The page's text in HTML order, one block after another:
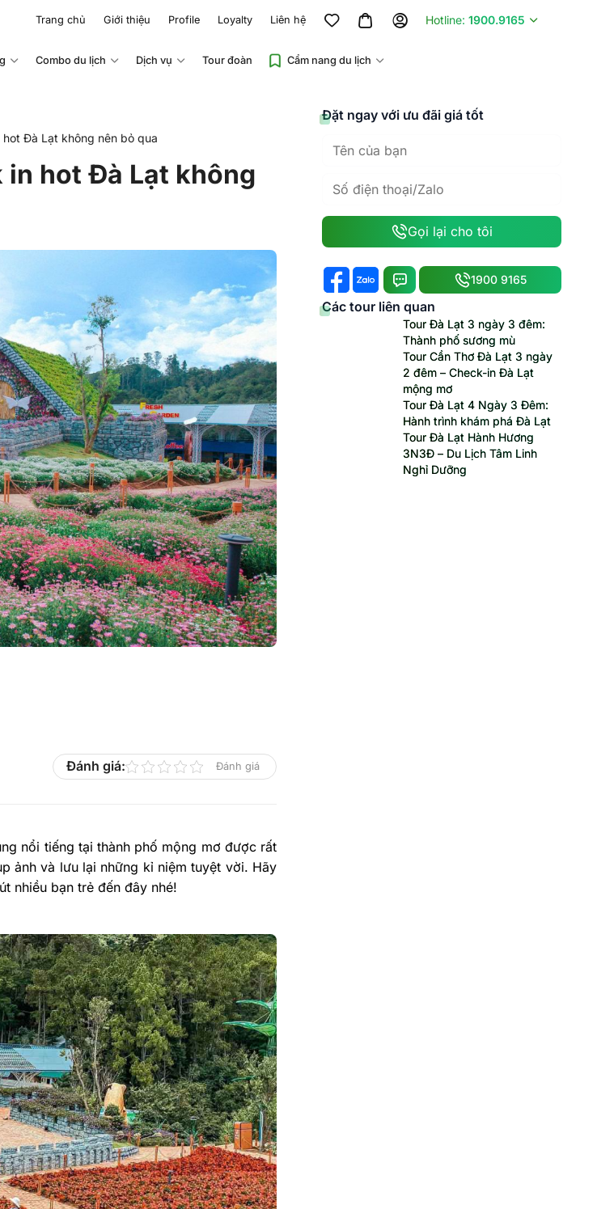
Trang chủ Giới thiệu Profile Loyalty Liên hệ Hotline: 1900.9165
Combo du lịch Dịch vụ Tour đoàn Cẩm nang du lịch
Đà Lạt không nên bỏ qua
in hot Đà Lạt không
Đánh giá: Đánh giá
nổi tiếng tại thành phố mộng mơ được rất
ảnh và lưu lại những kỉ niệm tuyệt vời. Hãy
nhiều bạn trẻ đến đây nhé!
Đặt ngay với ưu đãi giá tốt
Gọi lại cho tôi
1900 9165
Các tour liên quan
Tour Đà Lạt 3 ngày 3 đêm:
Thành phố sương mù
Tour Cần Thơ Đà Lạt 3 ngày
2 đêm – Check-in Đà Lạt
mộng mơ
Tour Đà Lạt 4 Ngày 3 Đêm:
Hành trình khám phá Đà Lạt
Tour Đà Lạt Hành Hương
3N3Đ – Du Lịch Tâm Linh
Nghỉ Dưỡng